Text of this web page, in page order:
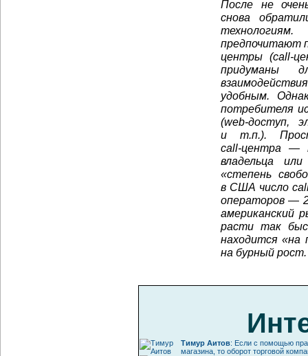
После не
снова
предпочитают
центры (call-
придуманы
удобным.
потребителя
(web-доступ,
и т.п.).
call-центра —
владельца
«степень
в США число
операторов —
американский
расти так
находится «на
на бурный
Тимур Аитов: Если с помощью
магазина, то оборот торговой